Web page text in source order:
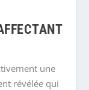
une
révélée qui